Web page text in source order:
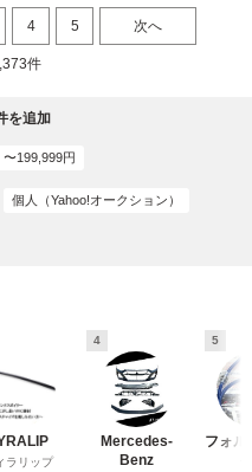
4 5 次へ
件
を追加
〜199,999円
個人（Yahoo!オークション）
ラリップ
4
Mercedes-
Benz
5
フォル